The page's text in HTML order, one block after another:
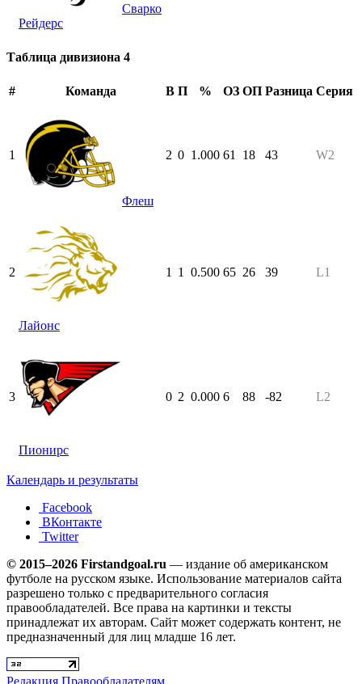
Сварко
Рейдерс
Таблица дивизиона 4
# Команда В П % ОЗ ОП Разница Серия
1
Флеш
2 0 1.000 61 18 43 W2
2
Лайонс
1 1 0.500 65 26 39 L1
3
Пионирс
0 2 0.000 6 88 -82 L2
Календарь и результаты
Facebook
ВКонтакте
Twitter
© 2015–2026 Firstandgoal.ru — издание об американском
футболе на русском языке. Использование материалов cайта
разрешено только с предварительного согласия
правообладателей. Все права на картинки и тексты
принадлежат их авторам. Сайт может содержать контент, не
предназначенный для лиц младше 16 лет.